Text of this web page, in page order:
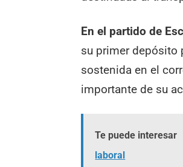
En el partido de
su primer depósito
sostenida en el
importante de su
Te puede interesar
laboral